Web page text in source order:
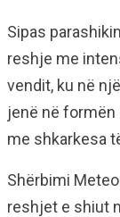
Sipas
reshje me
vendit, ku në
jenë në
me shkarkesa
Shërbimi
reshjet e shiut